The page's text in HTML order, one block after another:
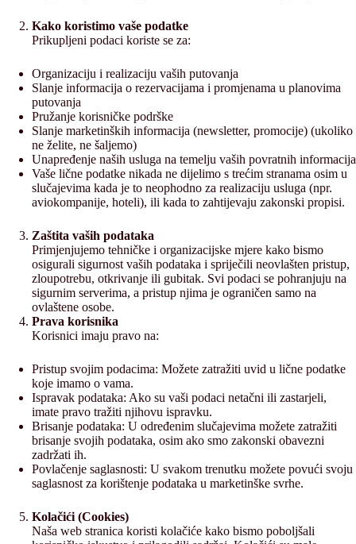
Kako koristimo vaše podatke
Prikupljeni podaci koriste se za:
Organizaciju i realizaciju vaših putovanja
Slanje informacija o rezervacijama i promjenama u planovima
putovanja
Pružanje korisničke podrške
Slanje marketinških informacija (newsletter, promocije) (ukoliko
ne želite, ne šaljemo)
Unapređenje naših usluga na temelju vaših povratnih informacija
Vaše lične podatke nikada ne dijelimo s trećim stranama osim u
slučajevima kada je to neophodno za realizaciju usluga (npr.
aviokompanije, hoteli), ili kada to zahtijevaju zakonski propisi.
Zaštita vaših podataka
Primjenjujemo tehničke i organizacijske mjere kako bismo
osigurali sigurnost vaših podataka i spriječili neovlašten pristup,
zloupotrebu, otkrivanje ili gubitak. Svi podaci se pohranjuju na
sigurnim serverima, a pristup njima je ograničen samo na
ovlaštene osobe.
Prava korisnika
Korisnici imaju pravo na:
Pristup svojim podacima: Možete zatražiti uvid u lične podatke
koje imamo o vama.
Ispravak podataka: Ako su vaši podaci netačni ili zastarjeli,
imate pravo tražiti njihovu ispravku.
Brisanje podataka: U određenim slučajevima možete zatražiti
brisanje svojih podataka, osim ako smo zakonski obavezni
zadržati ih.
Povlačenje saglasnosti: U svakom trenutku možete povući svoju
saglasnost za korištenje podataka u marketinške svrhe.
Kolačići (Cookies)
Naša web stranica koristi kolačiće kako bismo poboljšali